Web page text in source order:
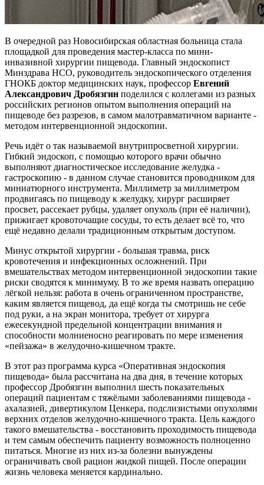
В очередной раз Новосибирская областная больница стала
площадкой для проведения мастер-класса по мини-
инвазивной хирургии пищевода. Главный эндоскопист
Минздрава НСО, руководитель эндоскопического отделения
ГНОКБ доктор медицинских наук, профессор Евгений
Александрович Дробязгин поделился с коллегами из разных
российских регионов опытом выполнения операций на
пищеводе без разрезов, в самом малотравматичном варианте -
методом интервенционной эндоскопии.
Речь идёт о так называемой внутрипросветной хирургии.
Гибкий эндоскоп, с помощью которого врачи обычно
выполняют диагностическое исследование желудка -
гастроскопию - в данном случае становится проводником для
миниатюрного инструмента. Миллиметр за миллиметром
продвигаясь по пищеводу к желудку, хирург расширяет
просвет, рассекает рубцы, удаляет опухоль (при её наличии),
прижигает кровоточащие сосуды, то есть делает всё то, что
ещё недавно делали традиционным открытым доступом.
Минус открытой хирургии - большая травма, риск
кровотечения и инфекционных осложнений. При
вмешательствах методом интервенционной эндоскопии такие
риски сводятся к минимуму. В то же время назвать операцию
лёгкой нельзя: работа в очень ограниченном пространстве,
каким является пищевод, да ещё когда ты смотришь не себе
под руки, а на экран монитора, требует от хирурга
ежесекундной предельной концентрации внимания и
способности молниеносно реагировать по мере изменения
«пейзажа» в желудочно-кишечном тракте.
В этот раз программа курса «Оперативная эндоскопия
пищевода» была рассчитана на два дня, в течение которых
профессор Дробязгин выполнил шесть показательных
операций пациентам с тяжёлыми заболеваниями пищевода -
ахалазией, дивертикулом Ценкера, подслизистыми опухолями
верхних отделов желудочно-кишечного тракта. Цель каждого
такого вмешательства - восстановить проходимость пищевода
и тем самым обеспечить пациенту возможность полноценно
питаться. Многие из них из-за болезни вынуждены
ограничивать свой рацион жидкой пищей. После операции
жизнь человека меняется кардинально.